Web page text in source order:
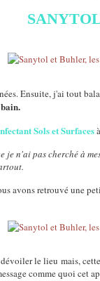
Ensuite, j'ai tout
Sols et Surfacesà
je n'ai pas cherché à
avons retrouvé une
le lieu mais,
comme quoi cet